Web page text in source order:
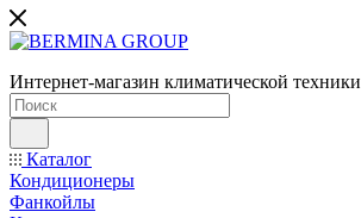
Интернет-магазин климатической техники
Каталог
Кондиционеры
Фанкойлы